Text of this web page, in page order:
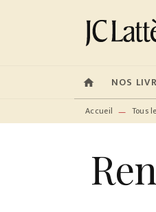
MENU
home NOS
Accueil — Tous